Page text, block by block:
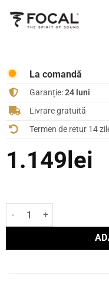
La comandă
Garanție:24 luni
Livrare gratuită
Termen de retur 14
1.149 lei
Cantitate Boxă Focal de